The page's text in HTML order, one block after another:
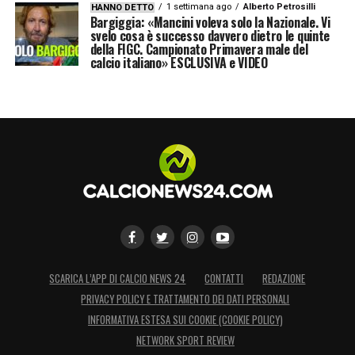
HANNO DETTO 1 settimana ago Alberto Petrosilli
Bargiggia: «Mancini voleva solo la Nazionale. Vi
svelo cosa è successo davvero dietro le quinte
della FIGC. Campionato Primavera male del
calcio italiano» ESCLUSIVA e VIDEO
SCARICA L’APP DI CALCIO NEWS 24 CONTATTI
REDAZIONE
PRIVACY POLICY E TRATTAMENTO DEI DATI PERSONALI
INFORMATIVA ESTESA SUI COOKIE (COOKIE POLICY)
NETWORK SPORT REVIEW